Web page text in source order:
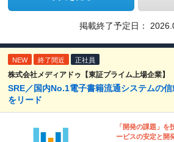
掲載終了予定日：
NEW 終了間近 正社員
株式会社メディアドゥ【東証プライム上場企業】
SRE／国内No.1電子書籍流通システムの
をリード
「開発の課題」
ービスの安定と開